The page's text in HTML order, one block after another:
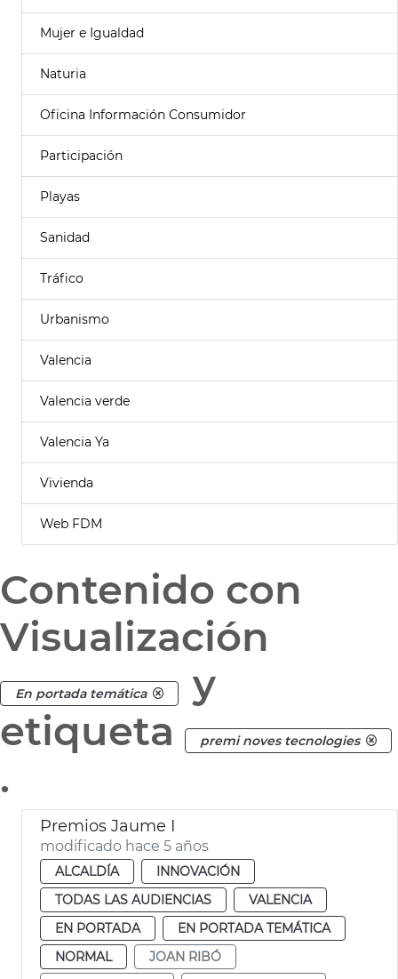
Mujer e Igualdad
Naturia
Oficina Información Consumidor
Participación
Playas
Sanidad
Tráfico
Urbanismo
Valencia
Valencia verde
Valencia Ya
Vivienda
Web FDM
Contenido con
Visualización
En portada temática
y
etiqueta
premi noves tecnologies
.
Premios Jaume I
modificado hace 5 años
ALCALDÍA
INNOVACIÓN
TODAS LAS AUDIENCIAS
VALENCIA
EN PORTADA
EN PORTADA TEMÁTICA
NORMAL
JOAN RIBÓ